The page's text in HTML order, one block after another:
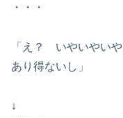
・・・
「え？ いやいやい
あり得ないし」
↓